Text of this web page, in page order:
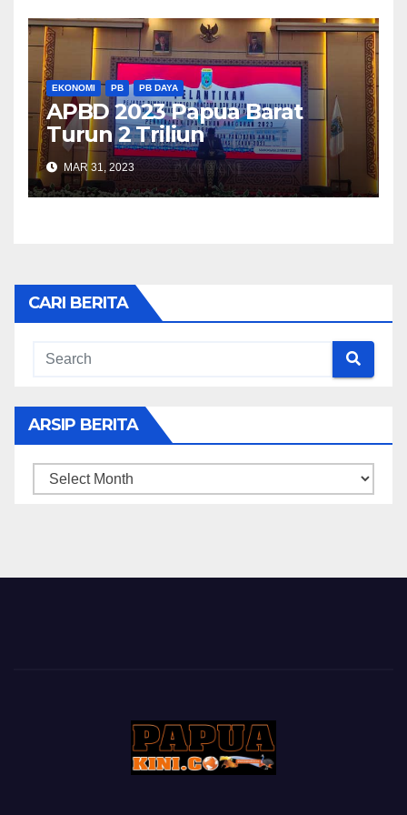
EKONOMI PB PB DAYA
APBD 2023 Papua Barat
Turun 2 Triliun
MAR 31, 2023
CARI BERITA
ARSIP BERITA
ARSIP